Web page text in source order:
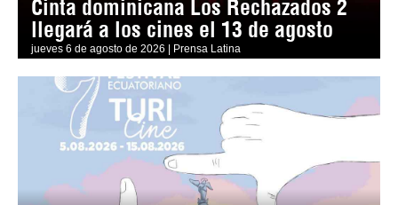
Cinta dominicana Los Rechazados 2
llegará a los cines el 13 de agosto
jueves 6 de agosto de 2026 | Prensa Latina